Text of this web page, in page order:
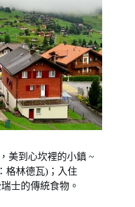
美到心坎裡的小鎮 ~
格林德瓦)；入住
士的傳統食物。